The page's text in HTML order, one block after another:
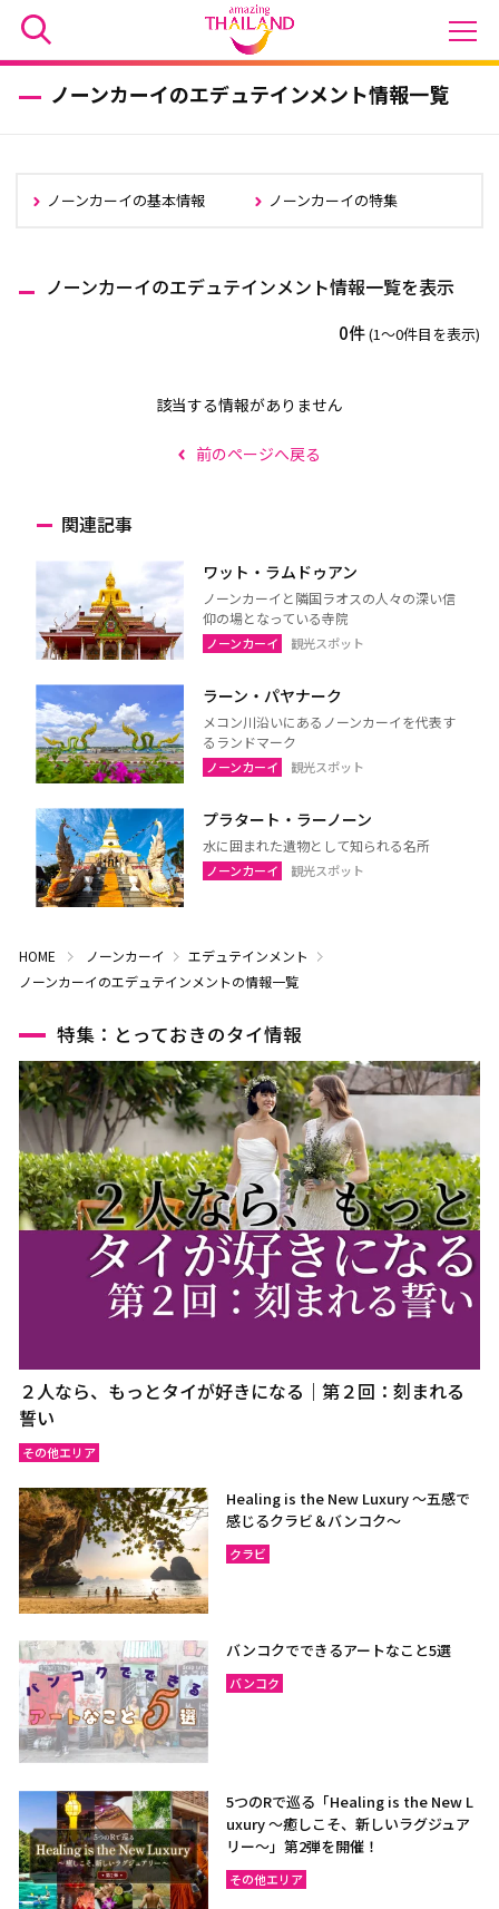
ノーンカーイのエデュテインメント情報一覧
ノーンカーイの基本情報 ノーンカーイの特集
ノーンカーイのエデュテインメント情報一覧を表示
0件(1〜0件目を表示)
該当する情報がありません
前のページへ戻る
関連記事
ワット・ラムドゥアン
ノーンカーイと隣国ラオスの人々の深い信
仰の場となっている寺院
ノーンカーイ 観光スポット
ラーン・パヤナーク
メコン川沿いにあるノーンカーイを代表す
るランドマーク
ノーンカーイ 観光スポット
プラタート・ラーノーン
水に囲まれた遺物として知られる名所
ノーンカーイ 観光スポット
HOME ノーンカーイ
エデュテインメント
ノーンカーイのエデュテインメントの情報一覧
特集：とっておきのタイ情報
２人なら、もっとタイが好きになる｜第２回：刻まれる
誓い
その他エリア
Healing is the New Luxury ～五感で
感じるクラビ＆バンコク～
クラビ
バンコクでできるアートなこと5選
バンコク
5つのRで巡る「Healing is the New L
uxury ～癒しこそ、新しいラグジュア
リー〜」第2弾を開催！
その他エリア